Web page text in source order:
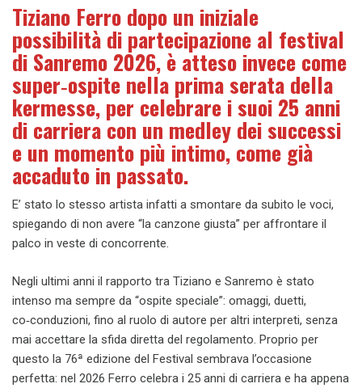
Tiziano Ferro dopo un iniziale
possibilità di partecipazione al festival
di Sanremo 2026, è atteso invece come
super‑ospite nella prima serata della
kermesse, per celebrare i suoi 25 anni
di carriera con un medley dei successi
e un momento più intimo, come già
accaduto in passato.
E’ stato lo stesso artista infatti a smontare da subito le voci,
spiegando di non avere “la canzone giusta” per affrontare il
palco in veste di concorrente.
Negli ultimi anni il rapporto tra Tiziano e Sanremo è stato
intenso ma sempre da “ospite speciale”: omaggi, duetti,
co‑conduzioni, fino al ruolo di autore per altri interpreti, senza
mai accettare la sfida diretta del regolamento. Proprio per
questo la 76ª edizione del Festival sembrava l’occasione
perfetta: nel 2026 Ferro celebra i 25 anni di carriera e ha appena